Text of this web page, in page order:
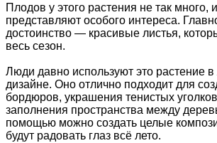
Плодов у этого растения не так много,
представляют особого интереса.
достоинство — красивые листья,
весь сезон.
Люди давно используют это растение
дизайне. Оно отлично подходит для
бордюров, украшения тенистых
заполнения пространства между
помощью можно создать целые
будут радовать глаз всё лето.